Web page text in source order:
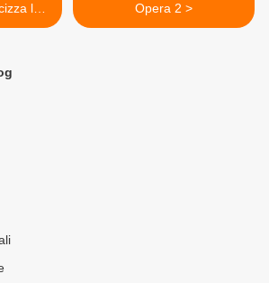
la
Opera 2 >